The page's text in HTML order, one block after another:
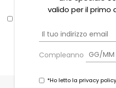
valido per il primo
Compleanno
*Ho letto la privacy policy